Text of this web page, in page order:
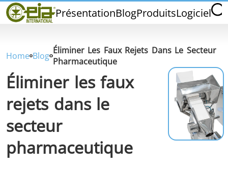
PrésentationBlogProduitsLogiciel
Home
CEIA INTERNATIONAL
Salons et Événements
THS/PH210 THS/
Home Blog Éliminer Les Faux Rejets Dans Le Secteur
Pharmaceutique
Éliminer les faux
rejets dans le
secteur
pharmaceutique